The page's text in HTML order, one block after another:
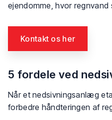
ejendomme, hvor
Kontakt os her​
5 fordele ved
Når et nedsivningsanlæg
forbedre håndteringen af